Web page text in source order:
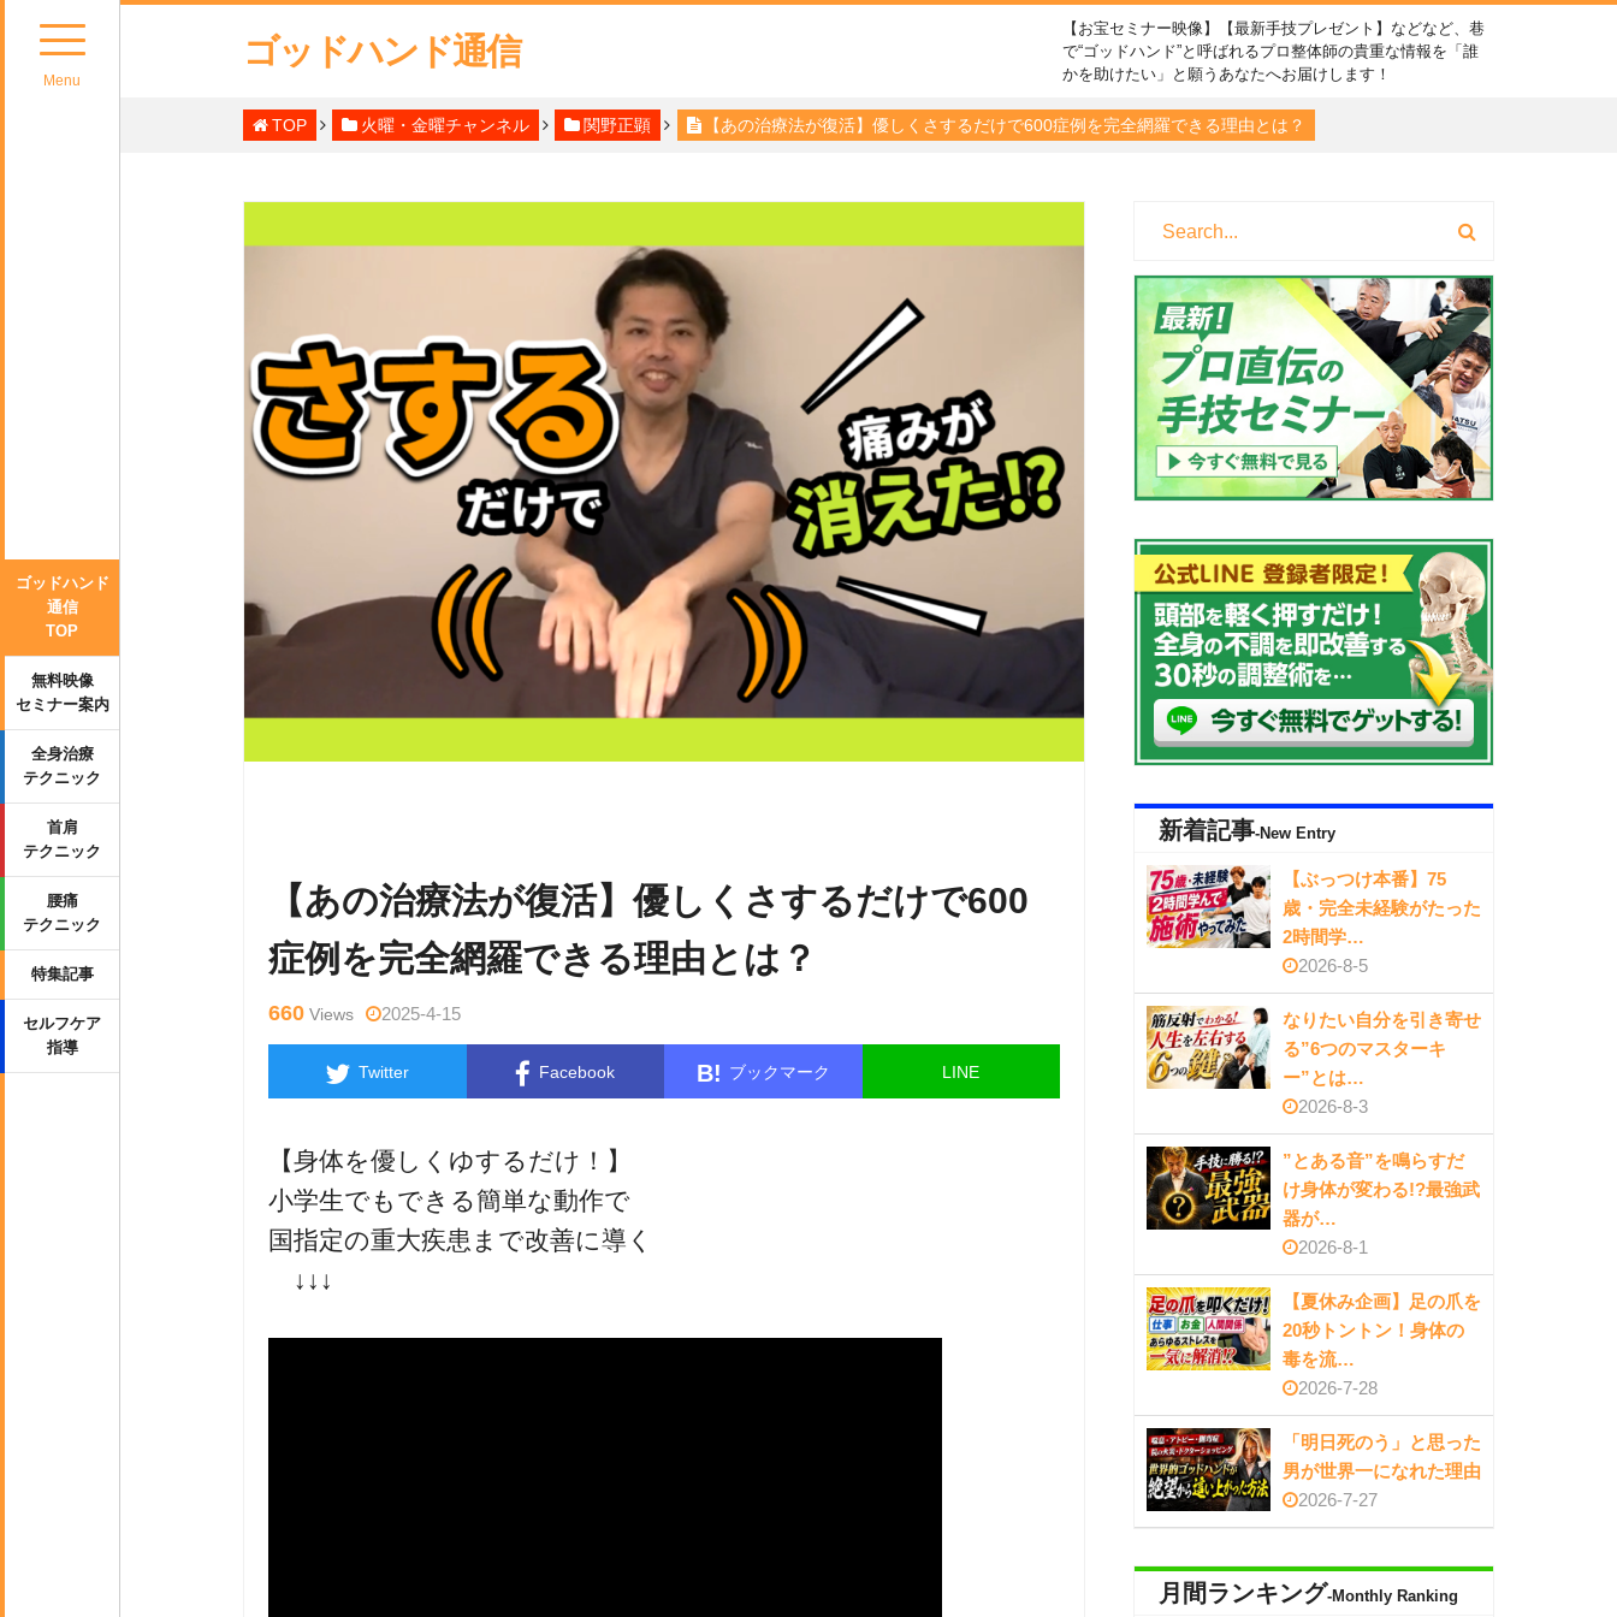
Menu
ゴッドハンド
通信
TOP
無料映像
セミナー案内
全身治療
テクニック
首肩
テクニック
腰痛
テクニック
特集記事
セルフケア
指導
ゴッドハンド通信
【お宝セミナー映像】【最新手技プレゼント】などなど、巷
で“ゴッドハンド”と呼ばれるプロ整体師の貴重な情報を「誰
かを助けたい」と願うあなたへお届けします！
TOP 火曜・金曜チャンネル 関野正顕 【あの治療法が復活】優しくさするだけで600症例を完全網羅できる理由とは？
【あの治療法が復活】優しくさするだけで600
症例を完全網羅できる理由とは？
660 Views 2025-4-15
Twitter Facebook B! ブックマーク LINE
【身体を優しくゆするだけ！】
小学生でもできる簡単な動作で
国指定の重大疾患まで改善に導く
↓↓↓
新着記事-New Entry
【ぶっつけ本番】75
歳・完全未経験がたった
2時間学…
2026-8-5
なりたい自分を引き寄せ
る”6つのマスターキ
ー”とは…
2026-8-3
”とある音”を鳴らすだ
け身体が変わる!?最強武
器が…
2026-8-1
【夏休み企画】足の爪を
20秒トントン！身体の
毒を流…
2026-7-28
「明日死のう」と思った
男が世界一になれた理由
2026-7-27
月間ランキング-Monthly Ranking